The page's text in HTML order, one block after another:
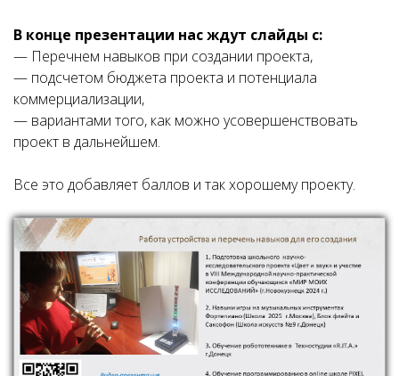
В конце презентации нас ждут слайды с:
— Перечнем навыков при создании проекта,
— подсчетом бюджета проекта и потенциала
коммерциализации,
— вариантами того, как можно усовершенствовать
проект в дальнейшем.
Все это добавляет баллов и так хорошему проекту.